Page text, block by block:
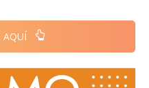
AQUÍ